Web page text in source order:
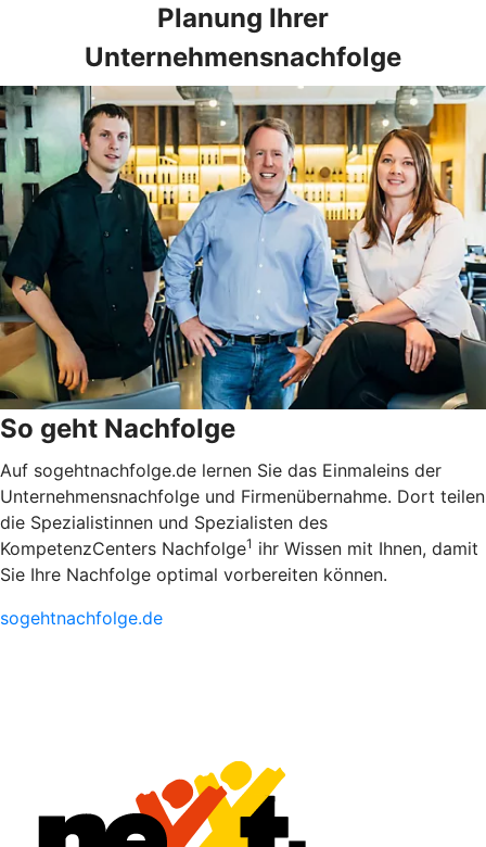
Planung Ihrer
Unternehmensnachfolge
So geht Nachfolge
Auf sogehtnachfolge.de lernen Sie das Einmaleins der
Unternehmensnachfolge und Firmenübernahme. Dort teilen
die Spezialistinnen und Spezialisten des
KompetenzCenters Nachfolge1 ihr Wissen mit Ihnen, damit
Sie Ihre Nachfolge optimal vorbereiten können.
sogehtnachfolge.de